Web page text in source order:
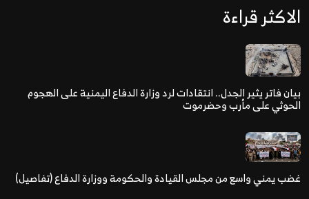
الاكثر قراءة
بيان فاتر يثير الجدل.. انتقادات لرد وزارة الدفاع اليمنية على الهجوم
الحوثي على مأرب وحضرموت
غضب يمني واسع من مجلس القيادة والحكومة ووزارة الدفاع (تفاصيل)